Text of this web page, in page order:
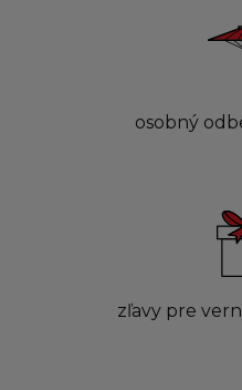
osobný
zľavy pre